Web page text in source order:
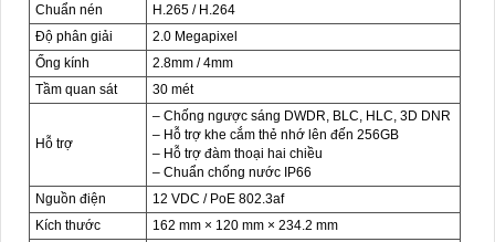
Chuẩn nén
H.265 / H.264
Độ phân giải
2.0 Megapixel
Ống kính
2.8mm / 4mm
Tầm quan sát
30 mét
Hỗ trợ
– Chống ngược sáng DWDR, BLC, HLC, 3D DNR
– Hỗ trợ khe cắm thẻ nhớ lên đến 256GB
– Hỗ trợ đàm thoại hai chiều
– Chuẩn chống nước IP66
Nguồn điện
12 VDC / PoE 802.3af
Kích thước
162 mm × 120 mm × 234.2 mm